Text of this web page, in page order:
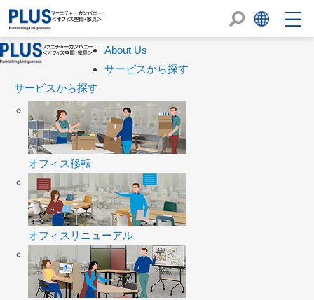
About Us
サービスから探す
サービスから探す
オフィス移転
オフィスリニューアル